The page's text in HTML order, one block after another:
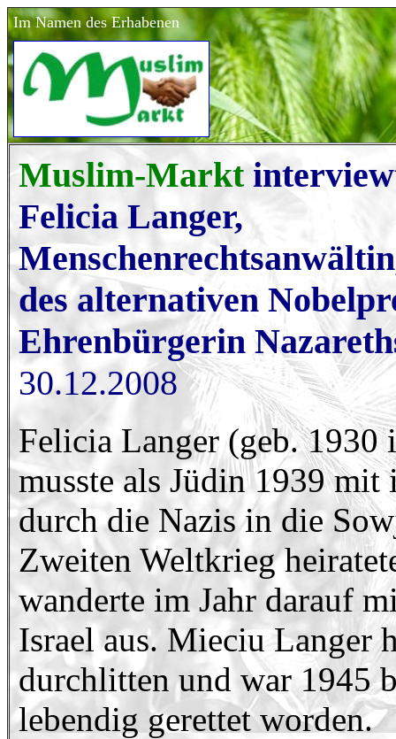
Im Namen des Erhabenen
Muslim-Markt
Felicia Langer,
des alternativen
Ehrenbürgerin
30.12.2008
Felicia Langer (geb. 1930
musste als Jüdin 1939
durch die Nazis in die
Zweiten Weltkrieg
wanderte im Jahr darauf
Israel aus. Mieciu Langer
durchlitten und war 1945
lebendig gerettet worden.